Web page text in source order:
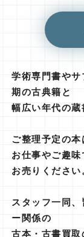
学術専門書や
期の古典籍と
幅広い年代の蔵
ご整理予定の
お仕事やご趣
お売りください
スタッフ一同
ー関係の
古本・古書買取